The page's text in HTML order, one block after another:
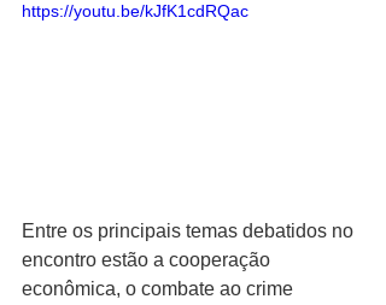
https://youtu.be/kJfK1cdRQac
Entre os principais temas debatidos no
encontro estão a cooperação
econômica, o combate ao crime